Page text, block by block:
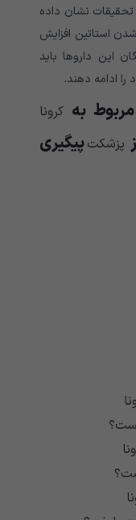
نشان داده
استاتین افزایش
این داروها باید
ادامه دهند.
به کرونا
پزشکتپیگیری